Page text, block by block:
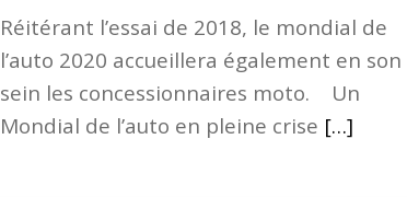
Réitérant l’essai de 2018, le mondial de
l’auto 2020 accueillera également en son
sein les concessionnaires moto. Un
Mondial de l’auto en pleine crise […]